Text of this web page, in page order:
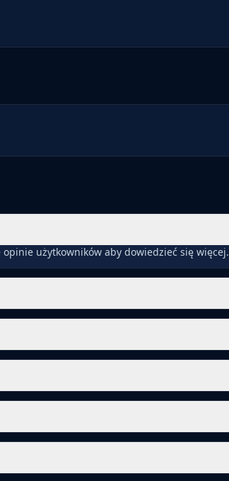
opinie użytkowników aby dowiedzieć się więcej.